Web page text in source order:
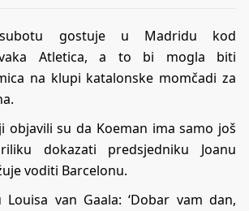
gostuje u Madridu kod
Atletica, a to bi mogla biti
na klupi katalonske momčadi za
objavili su da Koeman ima samo još
dokazati predsjedniku Joanu
voditi Barcelonu.
van Gaala: ‘Dobar vam dan,